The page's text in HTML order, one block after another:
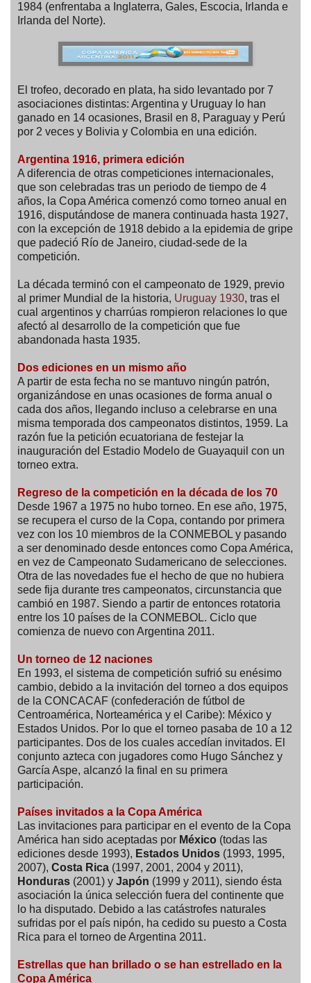
1984 (enfrentaba a Inglaterra, Gales, Escocia, Irlanda e
Irlanda del Norte).
El trofeo, decorado en plata, ha sido levantado por 7
asociaciones distintas: Argentina y Uruguay lo han
ganado en 14 ocasiones, Brasil en 8, Paraguay y Perú
por 2 veces y Bolivia y Colombia en una edición.
Argentina 1916, primera edición
A diferencia de otras competiciones internacionales,
que son celebradas tras un periodo de tiempo de 4
años, la Copa América comenzó como torneo anual en
1916, disputándose de manera continuada hasta 1927,
con la excepción de 1918 debido a la epidemia de gripe
que padeció Río de Janeiro, ciudad-sede de la
competición.
La década terminó con el campeonato de 1929, previo
al primer Mundial de la historia, Uruguay 1930, tras el
cual argentinos y charrúas rompieron relaciones lo que
afectó al desarrollo de la competición que fue
abandonada hasta 1935.
Dos ediciones en un mismo año
A partir de esta fecha no se mantuvo ningún patrón,
organizándose en unas ocasiones de forma anual o
cada dos años, llegando incluso a celebrarse en una
misma temporada dos campeonatos distintos, 1959. La
razón fue la petición ecuatoriana de festejar la
inauguración del Estadio Modelo de Guayaquil con un
torneo extra.
Regreso de la competición en la década de los 70
Desde 1967 a 1975 no hubo torneo. En ese año, 1975,
se recupera el curso de la Copa, contando por primera
vez con los 10 miembros de la CONMEBOL y pasando
a ser denominado desde entonces como Copa América,
en vez de Campeonato Sudamericano de selecciones.
Otra de las novedades fue el hecho de que no hubiera
sede fija durante tres campeonatos, circunstancia que
cambió en 1987. Siendo a partir de entonces rotatoria
entre los 10 países de la CONMEBOL. Ciclo que
comienza de nuevo con Argentina 2011.
Un torneo de 12 naciones
En 1993, el sistema de competición sufrió su enésimo
cambio, debido a la invitación del torneo a dos equipos
de la CONCACAF (confederación de fútbol de
Centroamérica, Norteamérica y el Caribe): México y
Estados Unidos. Por lo que el torneo pasaba de 10 a 12
participantes. Dos de los cuales accedían invitados. El
conjunto azteca con jugadores como Hugo Sánchez y
García Aspe, alcanzó la final en su primera
participación.
Países invitados a la Copa América
Las invitaciones para participar en el evento de la Copa
América han sido aceptadas por México (todas las
ediciones desde 1993), Estados Unidos (1993, 1995,
2007), Costa Rica (1997, 2001, 2004 y 2011),
Honduras (2001) y Japón (1999 y 2011), siendo ésta
asociación la única selección fuera del continente que
lo ha disputado. Debido a las catástrofes naturales
sufridas por el país nipón, ha cedido su puesto a Costa
Rica para el torneo de Argentina 2011.
Estrellas que han brillado o se han estrellado en la
Copa América